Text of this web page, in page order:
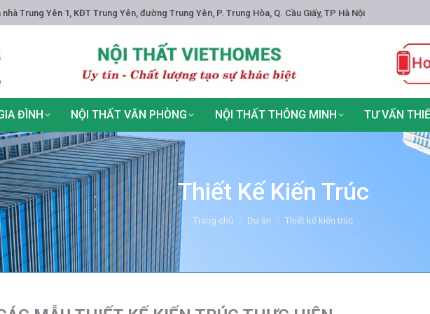
nhà Trung Yên 1, KĐT Trung Yên, đường Trung Yên, P. Trung Hòa, Q. Cầu Giấy, TP Hà Nội
ĐÌNH NỘI THẤT VĂN PHÒNG NỘI THẤT THÔNG MINH TƯ VẤN
Thiết Kế Kiến Trúc
You are here:
Trang chủ Dự án Thiết kế kiến trúc